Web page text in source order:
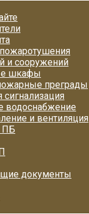
и сооружений
шкафы
преграды
водоснабжение
и вентиляция
ПБ
документы